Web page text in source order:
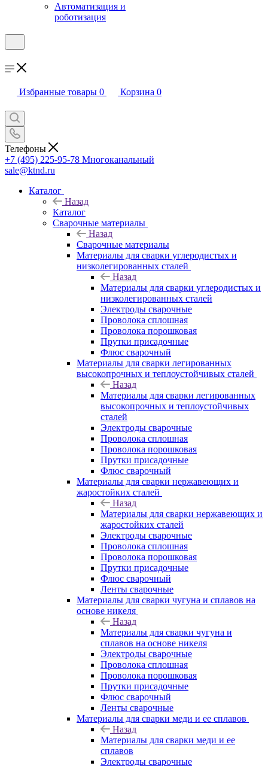
Автоматизация и
роботизация
Избранные товары 0 Корзина 0
Телефоны
+7 (495) 225-95-78 Многоканальный
sale@ktnd.ru
Каталог
Назад
Каталог
Сварочные материалы
Назад
Сварочные материалы
Материалы для сварки углеродистых и
низколегированных сталей
Назад
Материалы для сварки углеродистых и
низколегированных сталей
Электроды сварочные
Проволока сплошная
Проволока порошковая
Прутки присадочные
Флюс сварочный
Материалы для сварки легированных
высокопрочных и теплоустойчивых сталей
Назад
Материалы для сварки легированных
высокопрочных и теплоустойчивых
сталей
Электроды сварочные
Проволока сплошная
Проволока порошковая
Прутки присадочные
Флюс сварочный
Материалы для сварки нержавеющих и
жаростойких сталей
Назад
Материалы для сварки нержавеющих и
жаростойких сталей
Электроды сварочные
Проволока сплошная
Проволока порошковая
Прутки присадочные
Флюс сварочный
Ленты сварочные
Материалы для сварки чугуна и сплавов на
основе никеля
Назад
Материалы для сварки чугуна и
сплавов на основе никеля
Электроды сварочные
Проволока сплошная
Проволока порошковая
Прутки присадочные
Флюс сварочный
Ленты сварочные
Материалы для сварки меди и ее сплавов
Назад
Материалы для сварки меди и ее
сплавов
Электроды сварочные